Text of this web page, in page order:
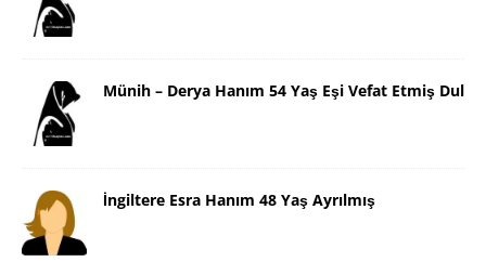
Münih – Derya Hanım 54 Yaş Eşi Vefat Etmiş Dul
İngiltere Esra Hanım 48 Yaş Ayrılmış